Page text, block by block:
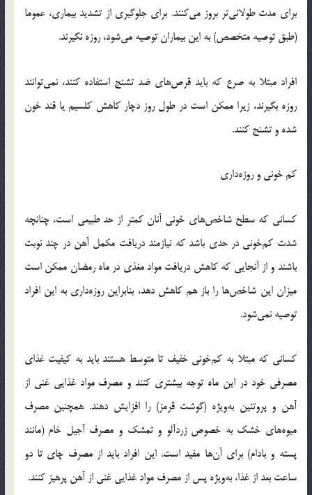
برای مدت طولانی‌تر بروز می‌کنند. برای جلوگیری از تشدید بیماری، عموما
(طبق توصیه متخصص) به این بیماران توصیه می‌شود، روزه نگیرند.
افراد مبتلا به صرع که باید قرص‌های ضد تشنج استفاده کنند، نمی‌توانند
روزه بگیرند، زیرا ممکن است در طول روز دچار کاهش کلسیم یا قند خون
شده و تشنج کنند.
کم خونی و روزه‌داری
کسانی که سطح شاخص‌های خونی آنان کمتر از حد طبیعی است، چنانچه
شدت کم‌خونی در حدی باشد که نیازمند دریافت مکمل آهن در چند نوبت
باشند و از آنجایی که کاهش دریافت مواد مغذی در ماه رمضان ممکن است
میزان این شاخص‌ها را باز هم کاهش دهد، بنابراین روزه‌داری به این افراد
توصیه نمی‌شود.
کسانی که مبتلا به کم‌خونی خفیف تا متوسط هستند باید به کیفیت غذای
مصرفی خود در این ماه توجه بیشتری کنند و مصرف مواد غذایی غنی از
آهن و پروتئین به‌ویژه (گوشت قرمز) را افزایش دهند. همچنین مصرف
میوه‌های خشک به خصوص زردآلو و تمشک و مصرف آجیل خام (مانند
پسته و بادام) برای آن‌ها مفید است. این افراد باید از مصرف چای تا دو
ساعت بعد از غذا، به‌ویژه پس از مصرف مواد غذایی غنی از آهن پرهیز کنند.